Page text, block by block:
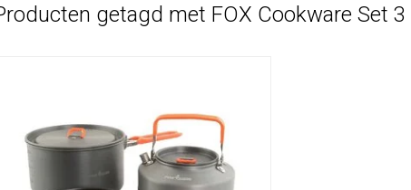
getagd met FOX Cookware Set 3